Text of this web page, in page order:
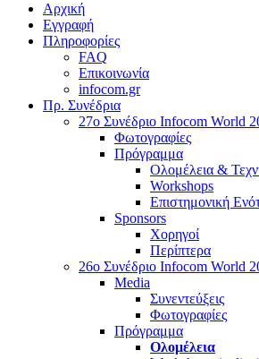
Αρχική
Εγγραφή
Πληροφορίες
FAQ
Επικοινωνία
infocom.gr
Πρ. Συνέδρια
27o Συνέδριο Infocom World
Φωτογραφίες
Πρόγραμμα
Ολομέλεια &
Workshops
Επιστημονική
Sponsors
Χορηγοί
Περίπτερα
26o Συνέδριο Infocom World
Media
Συνεντεύξεις
Φωτογραφίες
Πρόγραμμα
Ολομέλεια